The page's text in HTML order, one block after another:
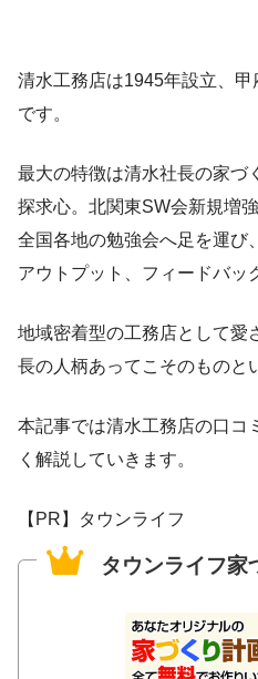
清水工務店は1945年設立、
です。
最大の特徴は清水社長の家づ
探求心。北関東SW会新規増
全国各地の勉強会へ足を運び
アウトプット、フィードバッ
地域密着型の工務店として愛
長の人柄あってこそのものと
本記事では清水工務店の口コ
く解説していきます。
【PR】タウンライフ
タウンライフ家